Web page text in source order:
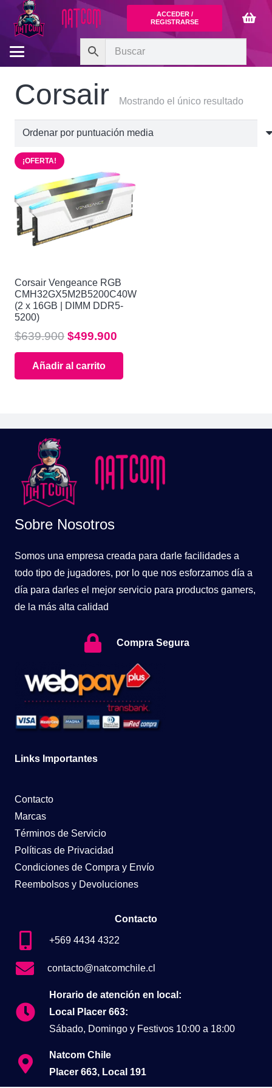
ACCEDER /
REGISTRARSE
Corsair Mostrando el único resultado
¡OFERTA!
Corsair Vengeance RGB
CMH32GX5M2B5200C40W
(2 x 16GB | DIMM DDR5-
5200)
$639.900 El
precio
original
era:
$499.900
precio
es:
Añadir al carrito
Sobre Nosotros
Somos una empresa creada para darle facilidades a
todo tipo de jugadores, por lo que nos esforzamos día a
día para darles el mejor servicio para productos gamers,
de la más alta calidad
Compra Segura
Links Importantes
Contacto
Marcas
Términos de Servicio
Políticas de Privacidad
Condiciones de Compra y Envío
Reembolsos y Devoluciones
Contacto
+569 4434 4322
contacto@natcomchile.cl
Horario de atención en local:
Local Placer 663:
Sábado, Domingo y Festivos 10:00 a 18:00
Natcom Chile
Placer 663, Local 191